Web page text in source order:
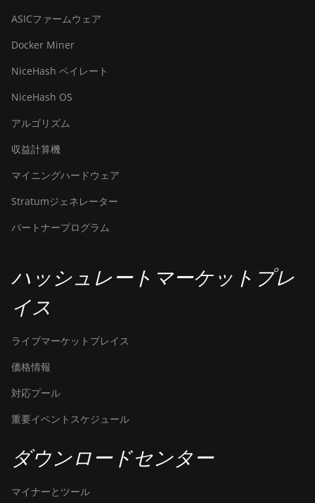
BITMAIN AntMiner S9k
BITMAIN AntMiner T15
BITMAIN AntMiner T17
BITMAIN AntMiner
T17e
BITMAIN AntMiner T9+
BITMAIN AntMiner Z11
BITMAIN AntMiner
BITMAIN AntMiner
Z11j
BITMAIN AntMiner Z15
Z15e
BITMAIN AntMiner
BITMAIN Antminer S19
ASICファームウェア
Docker Miner
NiceHash ペイレート
NiceHash OS
アルゴリズム
収益計算機
マイニングハードウェア
Stratumジェネレーター
パートナープログラム
ハッシュレートマーケットプレ
イス
ライブマーケットプレイス
価格情報
対応プール
重要イベントスケジュール
ダウンロードセンター
マイナーとツール